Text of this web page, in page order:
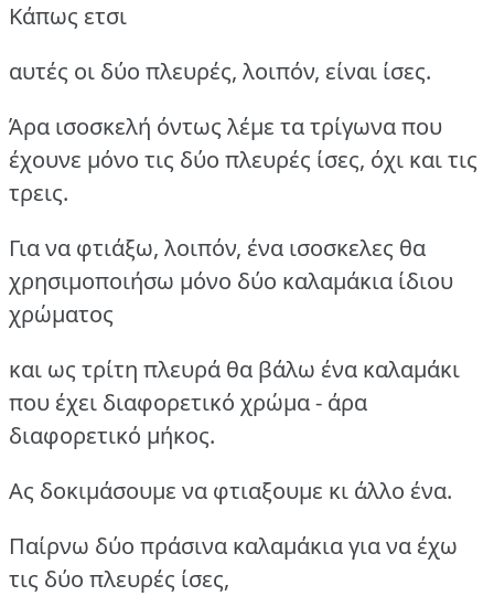
Κάπως ετσι
αυτές οι δύο πλευρές, λοιπόν, είναι ίσες.
Άρα ισοσκελή όντως λέμε τα τρίγωνα που
έχουνε μόνο τις δύο πλευρές ίσες, όχι και τις
τρεις.
Για να φτιάξω, λοιπόν, ένα ισοσκελες θα
χρησιμοποιήσω μόνο δύο καλαμάκια ίδιου
χρώματος
και ως τρίτη πλευρά θα βάλω ένα καλαμάκι
που έχει διαφορετικό χρώμα - άρα
διαφορετικό μήκος.
Ας δοκιμάσουμε να φτιαξουμε κι άλλο ένα.
Παίρνω δύο πράσινα καλαμάκια για να έχω
τις δύο πλευρές ίσες,